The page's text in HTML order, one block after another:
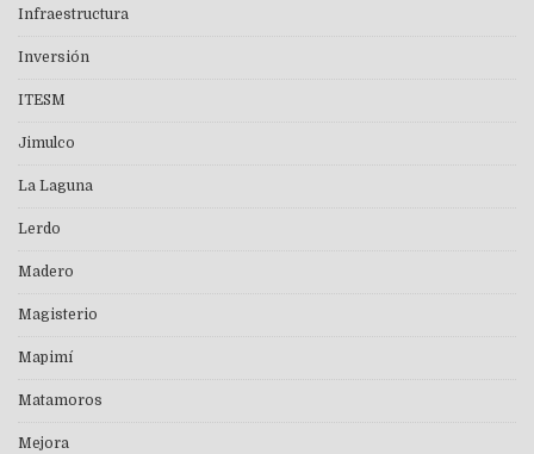
Infraestructura
Inversión
ITESM
Jimulco
La Laguna
Lerdo
Madero
Magisterio
Mapimí
Matamoros
Mejora